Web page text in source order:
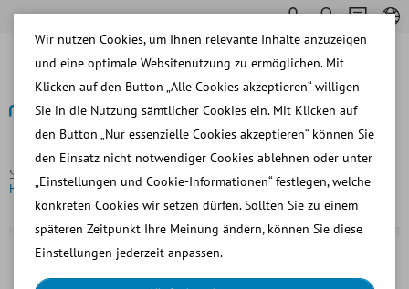
Startseite Besamung und Diagnostik
TC Sonde
Hund, CH 5, 2 Öffnungen, ca. 70 cm Länge
Zurück
Wir nutzen Cookies, um Ihnen relevante Inhalte anzuzeigen
und eine optimale Websitenutzung zu ermöglichen. Mit
Klicken auf den Button „Alle Cookies akzeptieren“ willigen
Sie in die Nutzung sämtlicher Cookies ein. Mit Klicken auf
den Button „Nur essenzielle Cookies akzeptieren“ können Sie
den Einsatz nicht notwendiger Cookies ablehnen oder unter
„Einstellungen und Cookie-Informationen“ festlegen, welche
konkreten Cookies wir setzen dürfen. Sollten Sie zu einem
späteren Zeitpunkt Ihre Meinung ändern, können Sie diese
Einstellungen jederzeit anpassen.